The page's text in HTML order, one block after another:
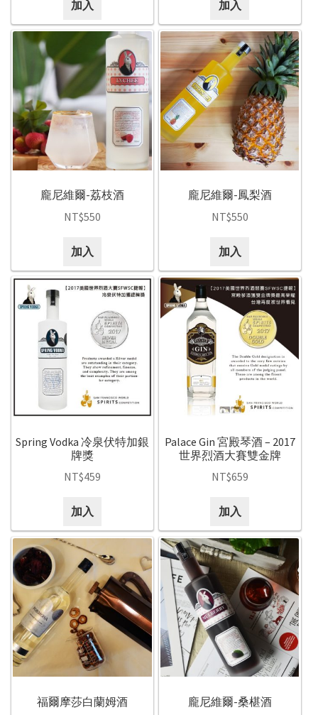
加入
加入
龐尼維爾-荔枝酒
NT$550
加入
龐尼維爾-鳳梨酒
NT$550
加入
Spring Vodka 冷泉伏特加銀
牌獎
NT$459
加入
Palace Gin 宮殿琴酒 – 2017
世界烈酒大賽雙金牌
NT$659
加入
福爾摩莎白蘭姆酒
龐尼維爾-桑椹酒